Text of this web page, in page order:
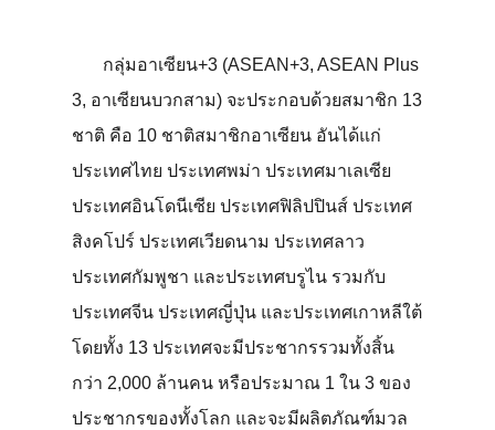
กลุ่มอาเซียน+3 (ASEAN+3, ASEAN Plus
3, อาเซียนบวกสาม) จะประกอบด้วยสมาชิก 13
ชาติ คือ 10 ชาติสมาชิกอาเซียน อันได้แก่
ประเทศไทย ประเทศพม่า ประเทศมาเลเซีย
ประเทศอินโดนีเซีย ประเทศฟิลิปปินส์ ประเทศ
สิงคโปร์ ประเทศเวียดนาม ประเทศลาว
ประเทศกัมพูชา และประเทศบรูไน รวมกับ
ประเทศจีน ประเทศญี่ปุ่น และประเทศเกาหลีใต้
โดยทั้ง 13 ประเทศจะมีประชากรรวมทั้งสิ้น
กว่า 2,000 ล้านคน หรือประมาณ 1 ใน 3 ของ
ประชากรของทั้งโลก และจะมีผลิตภัณฑ์มวล